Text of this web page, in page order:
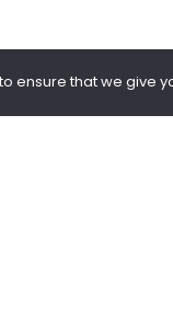
ensure that we give